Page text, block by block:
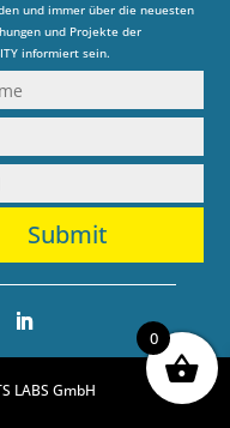
und immer über die neuesten
und Projekte der
informiert sein.
Submit
LABS GmbH
0